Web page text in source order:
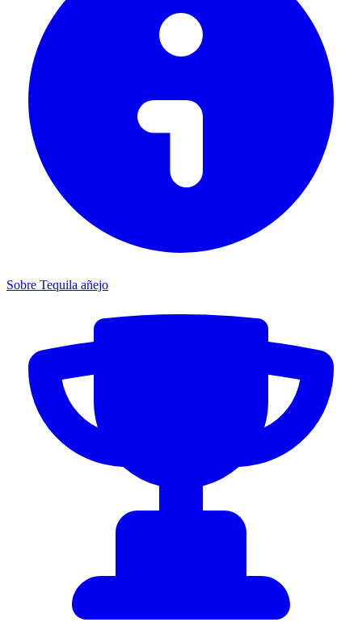
Sobre Tequila añejo